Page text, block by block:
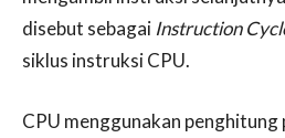
disebut sebagai Instruction
siklus instruksi CPU.
CPU menggunakan